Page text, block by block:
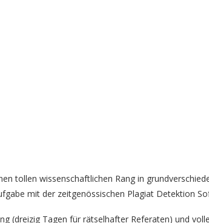
tollen wissenschaftlichen Rang in
mit der zeitgenössischen Plagiat Detektion
(dreizig Tagen für rätselhafter Referaten) und